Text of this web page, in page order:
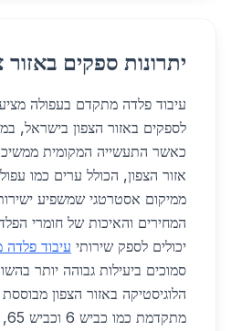
יתרונות ספקים באזור
עיבוד פלדה מתקדם בעפולה
כאשר התעשייה המקומית
אזור הצפון, הכולל ערים כמו
ממיקום אסטרטגי שמשפיע
המחירים והאיכות של חומרי
יכולים לספק שירותי עיבוד
סמוכים ביעילות גבוהה יותר
הלוגיסטיקה באזור הצפון